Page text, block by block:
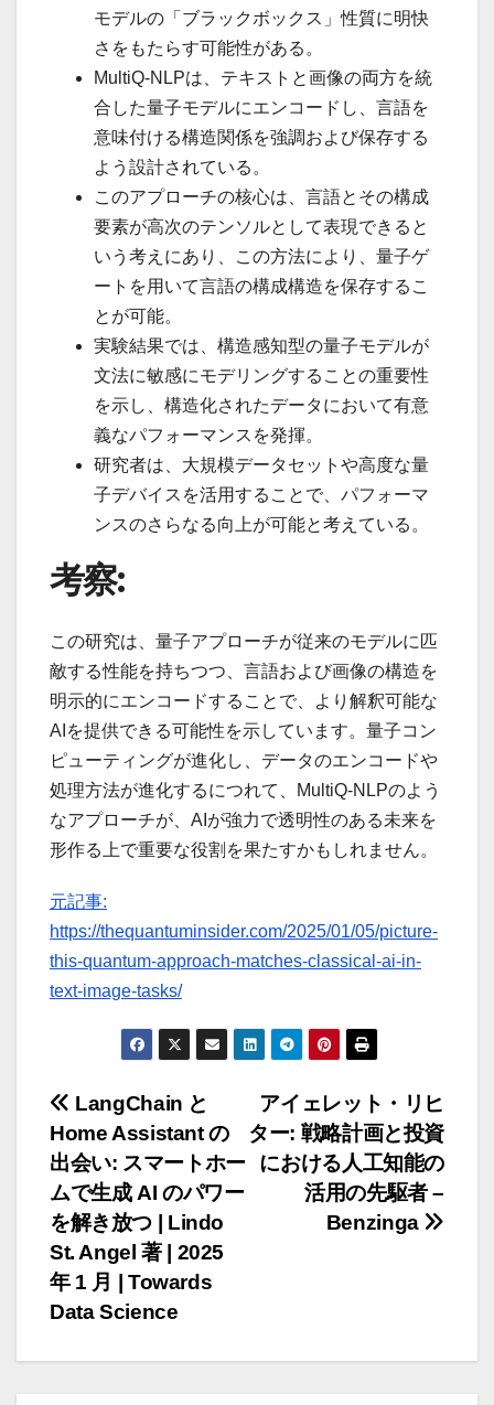
モデルの「ブラックボックス」性質に明快
さをもたらす可能性がある。
MultiQ-NLPは、テキストと画像の両方を統
合した量子モデルにエンコードし、言語を
意味付ける構造関係を強調および保存する
よう設計されている。
このアプローチの核心は、言語とその構成
要素が高次のテンソルとして表現できると
いう考えにあり、この方法により、量子ゲ
ートを用いて言語の構成構造を保存するこ
とが可能。
実験結果では、構造感知型の量子モデルが
文法に敏感にモデリングすることの重要性
を示し、構造化されたデータにおいて有意
義なパフォーマンスを発揮。
研究者は、大規模データセットや高度な量
子デバイスを活用することで、パフォーマ
ンスのさらなる向上が可能と考えている。
考察:
この研究は、量子アプローチが従来のモデルに匹
敵する性能を持ちつつ、言語および画像の構造を
明示的にエンコードすることで、より解釈可能な
AIを提供できる可能性を示しています。量子コン
ピューティングが進化し、データのエンコードや
処理方法が進化するにつれて、MultiQ-NLPのよう
なアプローチが、AIが強力で透明性のある未来を
形作る上で重要な役割を果たすかもしれません。
元記事:
https://thequantuminsider.com/2025/01/05/picture-
this-quantum-approach-matches-classical-ai-in-
text-image-tasks/
投
稿
ナ
ビ
ゲ
アイェレット・リヒ
ター: 戦略計画と投資
における人工知能の
活用の先駆者 –
Benzinga
LangChain と
Home Assistant の
出会い: スマートホー
ムで生成 AI のパワー
を解き放つ | Lindo
St. Angel 著 | 2025
年 1 月 | Towards
Data Science